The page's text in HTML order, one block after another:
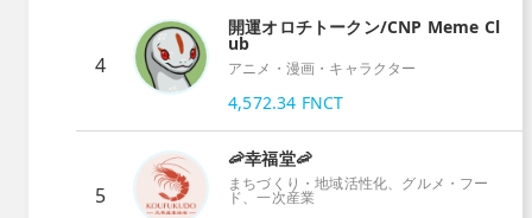
4
開運オロチトークン/CNP Meme Cl
ub
アニメ・漫画・キャラクター
4,572.34 FNCT
5
🦐幸福堂🦐
まちづくり・地域活性化、グルメ・フー
ド、一次産業